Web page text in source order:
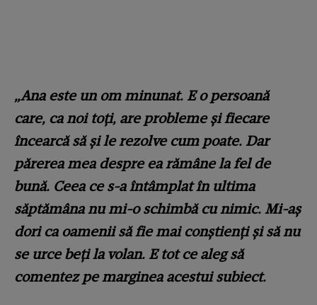
„Ana este un om minunat. E o persoană
care, ca noi toți, are probleme și fiecare
încearcă să și le rezolve cum poate. Dar
părerea mea despre ea rămâne la fel de
bună. Ceea ce s-a întâmplat în ultima
săptămâna nu mi-o schimbă cu nimic. Mi-aș
dori ca oamenii să fie mai conștienți și să nu
se urce beți la volan. E tot ce aleg să
comentez pe marginea acestui subiect.